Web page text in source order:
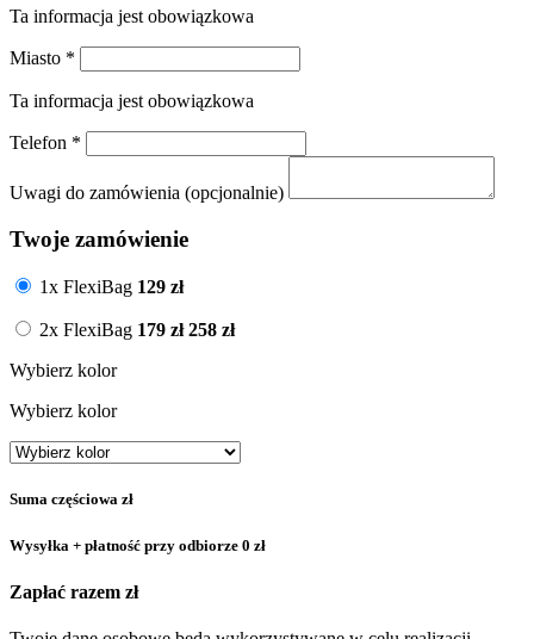
Ta informacja jest obowiązkowa
Miasto *
Ta informacja jest obowiązkowa
Telefon *
Uwagi do zamówienia (opcjonalnie)
Twoje zamówienie
1x FlexiBag 129 zł
2x FlexiBag 179 zł258 zł
Wybierz kolor
Wybierz kolor
Suma częściowa zł
Wysyłka + płatność przy odbiorze 0 zł
Zapłać razem zł